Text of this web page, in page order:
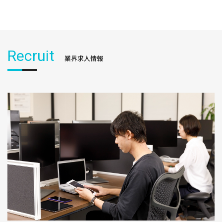
Recruit 業界求人情報